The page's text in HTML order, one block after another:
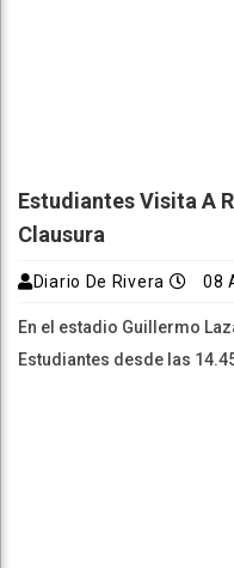
Estudiantes Visita A
Clausura
Diario De Rivera 08
En el estadio Guillermo
Estudiantes desde las